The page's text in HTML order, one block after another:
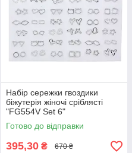
Набір сережки гвоздики
біжутерія жіночі сріблясті
"FG554V Set 6"
Готово до відправки
395,30 ₴ 670 ₴